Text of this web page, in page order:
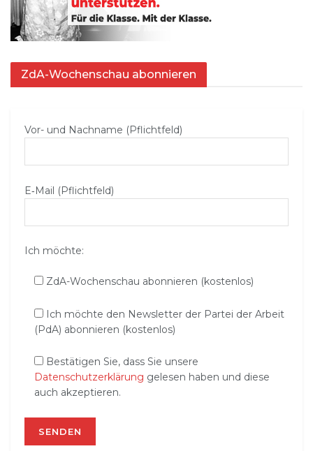
ZdA-Wochenschau abonnieren
Vor- und Nachname (Pflichtfeld)
E‑Mail (Pflichtfeld)
Ich möchte:
ZdA-Wochenschau abonnieren (kostenlos)
Ich möchte den Newsletter der Partei der Arbeit
(PdA) abonnieren (kostenlos)
Bestätigen Sie, dass Sie unsere
Datenschutzerklärung gelesen haben und diese
auch akzeptieren.